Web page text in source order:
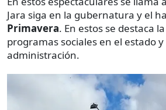
Jara siga en la gubernatura y el
Primavera. En estos se destaca
programas sociales en el estado y
administración.